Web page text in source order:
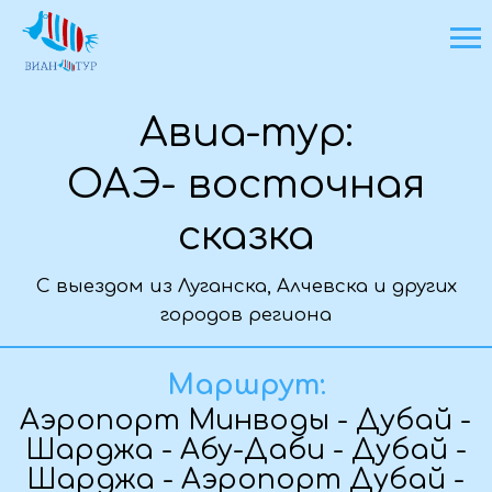
ОАЭ- восточная
сказка
городов региона
Маршрут:
Аэропорт Минводы - Дубай -
Шарджа - Абу-Даби - Дубай -
Шарджа - Аэропорт Дубай -
Основная информация о туре